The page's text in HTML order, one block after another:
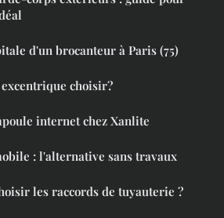
d'un brocanteur à Paris (75)
choisir?
internet chez Xanlite
: l'alternative sans travaux
les raccords de tuyauterie ?